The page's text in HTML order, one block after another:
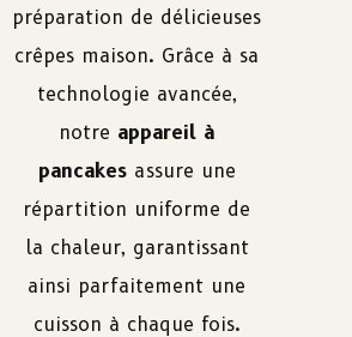
préparation de délicieuses
crêpes maison. Grâce à sa
technologie avancée,
notre appareil à
pancakesassure une
répartition uniforme de
la chaleur, garantissant
ainsi parfaitement une
cuisson à chaque fois.